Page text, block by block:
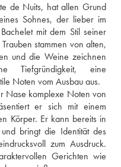
de Nuits, hat allen Grund
Sohnes, der lieber im
mit dem Stil seiner
stammen von alten,
und die Weine zeichnen
Tiefgründigkeit, eine
Noten vom Ausbau aus.
Nase komplexe Noten von
er sich mit einem
Körper. Er kann bereits in
bringt die Identität des
zum Ausdruck.
Gerichten wie